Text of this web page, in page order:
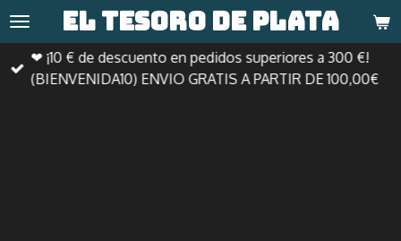
Ir
al
contenido
principal
El tesoro de plata
❤ ¡10 € de descuento en pedidos superiores a 300 €!
(BIENVENIDA10) ENVIO GRATIS A PARTIR DE 100,00€